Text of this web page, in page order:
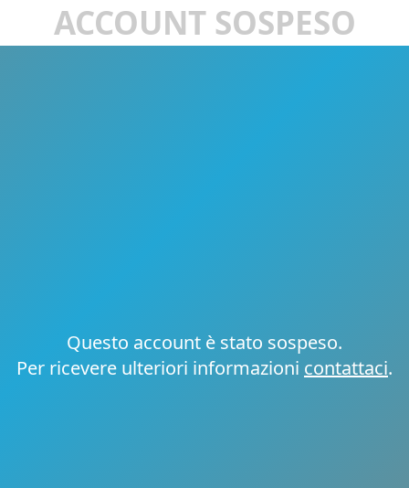
ACCOUNT SOSPESO
Questo account è stato sospeso.
Per ricevere ulteriori informazioni contattaci.